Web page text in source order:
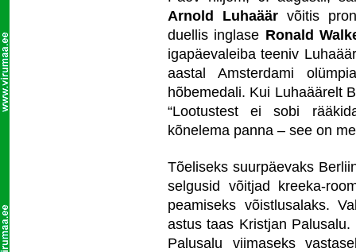
Arnold Luhaäär võitis
duellis inglase Ronald
igapäevaleiba teeniv
aastal Amsterdami
hõbemedali. Kui Luhaäärelt
“Lootustest ei sobi
kõnelema panna – see on
Tõeliseks suurpäevaks
selgusid võitjad kreeka-
peamiseks võistlusalaks.
astus taas Kristjan
Palusalu viimaseks